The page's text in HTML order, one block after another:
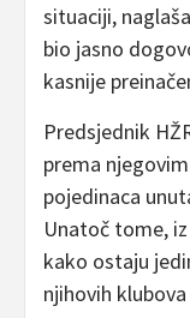
situaciji,
bio jasno
kasnije
Predsjednik
prema
pojedinaca
Unatoč tome,
kako ostaju
njihovih